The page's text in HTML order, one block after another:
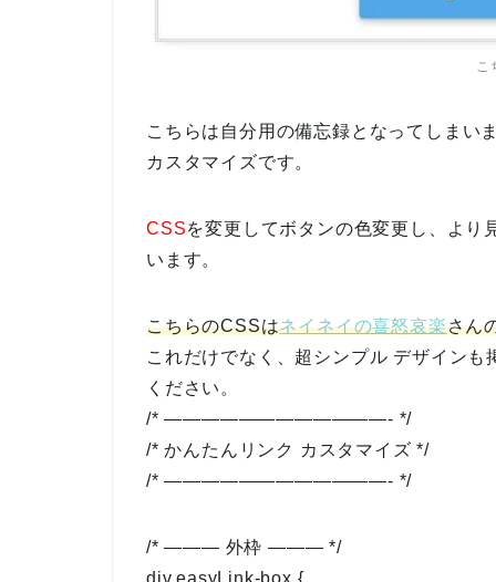
こ
こちらは自分用の備忘録となってしまい
カスタマイズです。
CSSを変更してボタンの色変更し、より
います。
こちらのCSSはネイネイの喜怒哀楽さん
これだけでなく、超シンプル デザイン
ください。
/* ————————————- */
/* かんたんリンク カスタマイズ */
/* ————————————- */
/* ——— 外枠 ——— */